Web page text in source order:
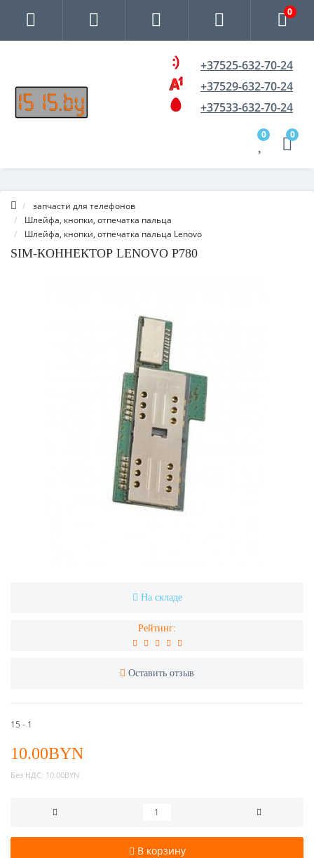
0
+37525-632-70-24
+37529-632-70-24
+37533-632-70-24
0 0
запчасти для телефонов
Шлейфа, кнопки, отпечатка пальца
Шлейфа, кнопки, отпечатка пальца Lenovo
SIM-КОННЕКТОР LENOVO P780
На складе
Рейтинг:
Оставить отзыв
15 - 1
10.00BYN
Без НДС: 10.00BYN
В корзину